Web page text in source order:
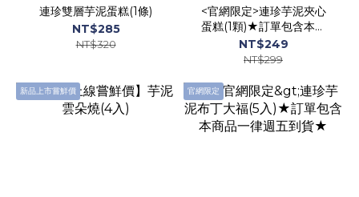
連珍雙層芋泥蛋糕(1條)
NT$285
NT$320
<官網限定>連珍芋泥夾心
蛋糕(1顆)★訂單包含本商
品一律週五到貨★
NT$249
NT$299
新品上市嘗鮮價 官網限定